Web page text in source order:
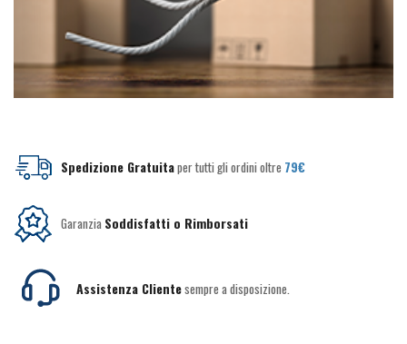
Spedizione Gratuitaper tutti gli ordini oltre 79€
Garanzia Soddisfatti o Rimborsati
Assistenza Clientesempre a disposizione.